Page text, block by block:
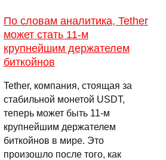
По словам аналитика, Tether
может стать 11-м
крупнейшим держателем
биткойнов
Tether, компания, стоящая за
стабильной монетой USDT,
теперь может быть 11-м
крупнейшим держателем
биткойнов в мире. Это
произошло после того, как